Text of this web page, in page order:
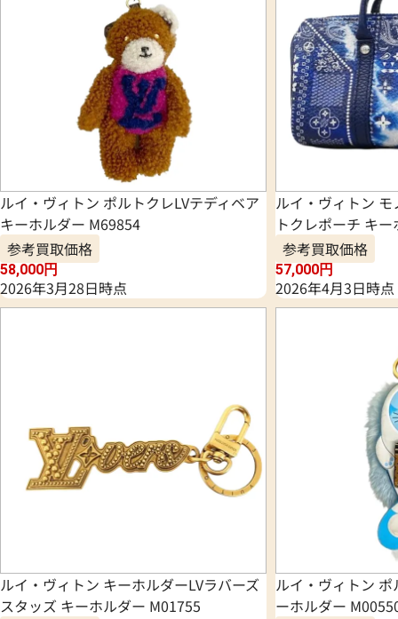
ルイ・ヴィトン ポルトクレLVテディベア
キーホルダー M69854
参考買取価格
58,000円
2026年3月28日時点
ルイ・ヴィトン
トクレポーチ キ
参考買取価格
57,000円
2026年4月3日時点
ルイ・ヴィトン キーホルダーLVラバーズ
スタッズ キーホルダー M01755
ルイ・ヴィトン
ーホルダー